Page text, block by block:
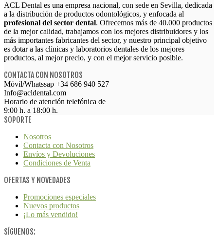
ACL Dental es una empresa nacional, con sede en Sevilla, dedicada
a la distribución de productos odontológicos, y enfocada al
profesional del sector dental. Ofrecemos más de 40.000 productos
de la mejor calidad, trabajamos con los mejores distribuidores y los
más importantes fabricantes del sector, y nuestro principal objetivo
es dotar a las clínicas y laboratorios dentales de los mejores
productos, al mejor precio, y con el mejor servicio posible.
CONTACTA CON NOSOTROS
Móvil/Whatssap +34 686 940 527
Info@acldental.com
Horario de atención telefónica de
9:00 h. a 18:00 h.
SOPORTE
Nosotros
Contacta con Nosotros
Envíos y Devoluciones
Condiciones de Venta
OFERTAS Y NOVEDADES
Promociones especiales
Nuevos productos
¡Lo más vendido!
SÍGUENOS: